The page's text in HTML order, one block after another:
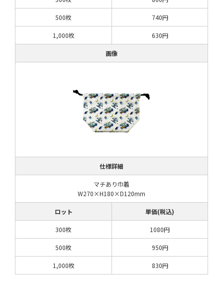
500枚 740円
1,000枚 630円
画像
仕様詳細
マチあり巾着
W270×H180×D120mm
ロット 単価(税込)
300枚 1080円
500枚 950円
1,000枚 830円